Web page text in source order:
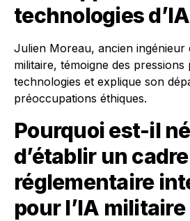
technologies
Julien Moreau, ancien ingénieur
militaire, témoigne des
technologies et explique son
préoccupations éthiques.
Pourquoi est-il
d’établir un cadre
réglementaire
pour l’IA militaire